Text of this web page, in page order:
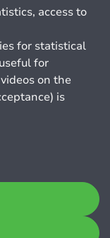
access to
for statistical
for
on the
is